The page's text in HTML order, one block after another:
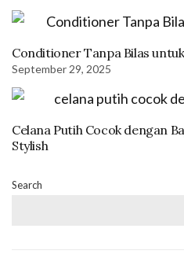
Conditioner Tanpa Bilas
September 29, 2025
Celana Putih Cocok dengan
Stylish
Search